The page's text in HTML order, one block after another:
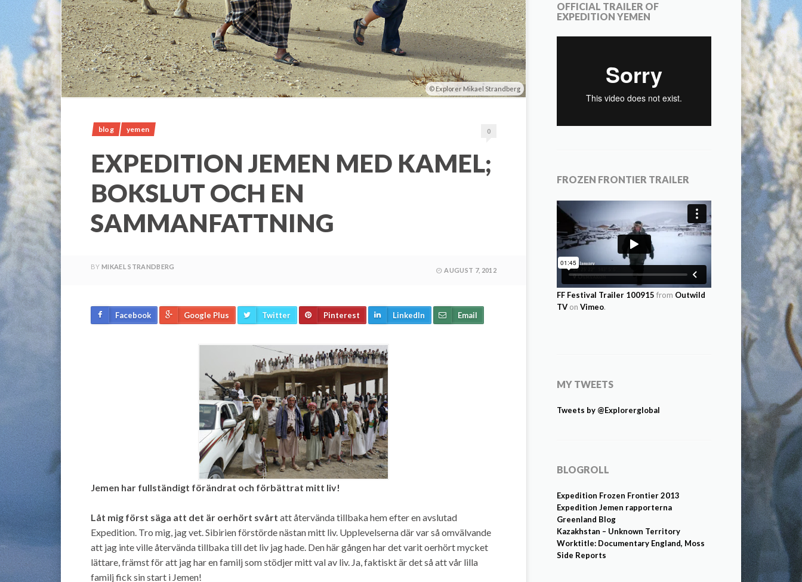
Explorer Mikael Strandberg
blog yemen 0
EXPEDITION JEMEN MED KAMEL;
BOKSLUT OCH EN
SAMMANFATTNING
BY MIKAEL STRANDBERG AUGUST 7, 2012
Facebook Google Plus Twitter Pinterest LinkedIn Email
Jemen har fullständigt förändrat och förbättrat mitt liv!
Låt mig först säga att det är oerhört svårt att återvända tillbaka hem efter en avslutad
Expedition. Tro mig, jag vet. Sibirien förstörde nästan mitt liv. Upplevelserna där var så omvälvande
att jag inte ville återvända tillbaka till det liv jag hade. Den här gången har det varit oerhört mycket
lättare, främst för att jag har en familj som stödjer mitt val av liv. Ja, faktiskt är det så att vår lilla
familj fick sin start i Jemen!
OFFICIAL TRAILER OF
EXPEDITION YEMEN
FROZEN FRONTIER TRAILER
FF Festival Trailer 100915 from Outwild
TV on Vimeo.
MY TWEETS
Tweets by @Explorerglobal
BLOGROLL
Expedition Frozen Frontier 2013
Expedition Jemen rapporterna
Greenland Blog
Kazakhstan – Unknown Territory
Worktitle: Documentary England, Moss
Side Reports